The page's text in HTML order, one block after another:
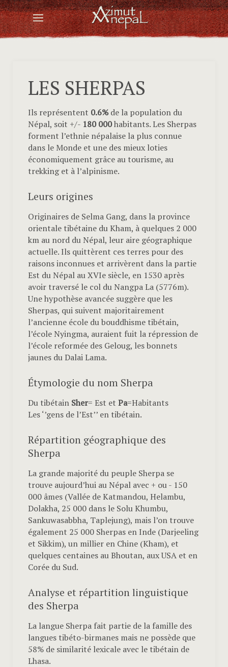
LES SHERPAS
Ils représentent 0.6% de la population du
Népal, soit +/- 180 000habitants. Les Sherpas
forment l’ethnie népalaise la plus connue
dans le Monde et une des mieux loties
économiquement grâce au tourisme, au
trekking et à l’alpinisme.
Leurs origines
Originaires de Selma Gang, dans la province
orientale tibétaine du Kham, à quelques 2 000
km au nord du Népal, leur aire géographique
actuelle. Ils quittèrent ces terres pour des
raisons inconnues et arrivèrent dans la partie
Est du Népal au XVIe siècle, en 1530 après
avoir traversé le col du Nangpa La (5776m).
Une hypothèse avancée suggère que les
Sherpas, qui suivent majoritairement
l’ancienne école du bouddhisme tibétain,
l’école Nyingma, auraient fuit la répression de
l’école reformée des Geloug, les bonnets
jaunes du Dalai Lama.
Étymologie du nom Sherpa
Du tibétain Sher= Est et Pa=Habitants
Les ‘’gens de l’Est’’ en tibétain.
Répartition géographique des
Sherpa
La grande majorité du peuple Sherpa se
trouve aujourd’hui au Népal avec + ou - 150
000 âmes (Vallée de Katmandou, Helambu,
Dolakha, 25 000 dans le Solu Khumbu,
Sankuwasabbha, Taplejung), mais l’on trouve
également 25 000 Sherpas en Inde (Darjeeling
et Sikkim), un millier en Chine (Kham), et
quelques centaines au Bhoutan, aux USA et en
Corée du Sud.
Analyse et répartition linguistique
des Sherpa
La langue Sherpa fait partie de la famille des
langues tibéto-birmanes mais ne possède que
58% de similarité lexicale avec le tibétain de
Lhasa.